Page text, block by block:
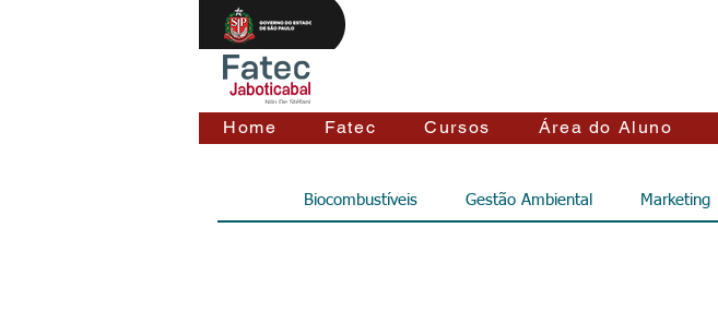
Home Fatec Cursos Área do Aluno
Biocombustíveis Gestão Ambiental Marketing